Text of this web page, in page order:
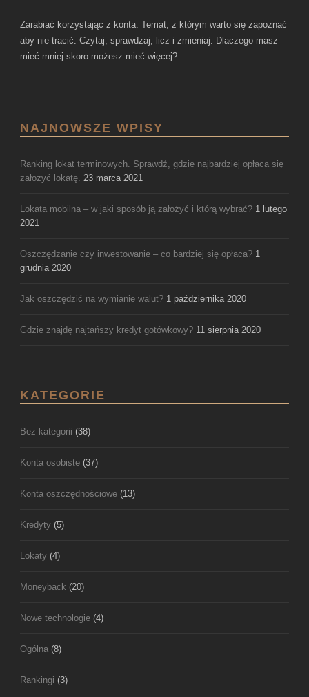
Zarabiać korzystając z konta. Temat, z którym warto się zapoznać
aby nie tracić. Czytaj, sprawdzaj, licz i zmieniaj. Dlaczego masz
mieć mniej skoro możesz mieć więcej?
NAJNOWSZE WPISY
Ranking lokat terminowych. Sprawdź, gdzie najbardziej opłaca się
założyć lokatę. 23 marca 2021
Lokata mobilna – w jaki sposób ją założyć i którą wybrać? 1 lutego
2021
Oszczędzanie czy inwestowanie – co bardziej się opłaca? 1
grudnia 2020
Jak oszczędzić na wymianie walut? 1 października 2020
Gdzie znajdę najtańszy kredyt gotówkowy? 11 sierpnia 2020
KATEGORIE
Bez kategorii (38)
Konta osobiste (37)
Konta oszczędnościowe (13)
Kredyty (5)
Lokaty (4)
Moneyback (20)
Nowe technologie (4)
Ogólna (8)
Rankingi (3)